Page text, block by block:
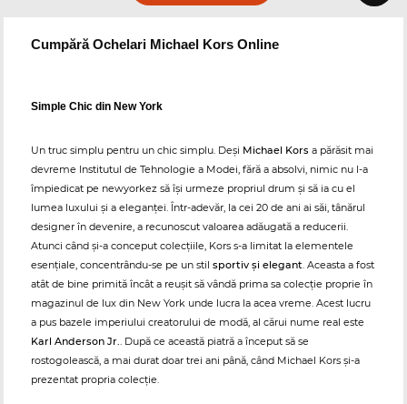
Cumpără Ochelari Michael Kors Online
Simple Chic din New York
Un truc simplu pentru un chic simplu. Deși Michael Kors a părăsit mai
devreme Institutul de Tehnologie a Modei, fără a absolvi, nimic nu l-a
împiedicat pe newyorkez să își urmeze propriul drum și să ia cu el
lumea luxului și a eleganței. Într-adevăr, la cei 20 de ani ai săi, tânărul
designer în devenire, a recunoscut valoarea adăugată a reducerii.
Atunci când și-a conceput colecțiile, Kors s-a limitat la elementele
esențiale, concentrându-se pe un stil sportiv și elegant. Aceasta a fost
atât de bine primită încât a reușit să vândă prima sa colecție proprie în
magazinul de lux din New York unde lucra la acea vreme. Acest lucru
a pus bazele imperiului creatorului de modă, al cărui nume real este
Karl Anderson Jr.. După ce această piatră a început să se
rostogolească, a mai durat doar trei ani până, când Michael Kors și-a
prezentat propria colecție.